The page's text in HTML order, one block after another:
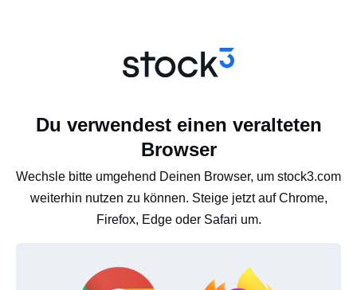
Du verwendest einen veralteten
Browser
Wechsle bitte umgehend Deinen Browser, um stock3.com
weiterhin nutzen zu können. Steige jetzt auf Chrome,
Firefox, Edge oder Safari um.